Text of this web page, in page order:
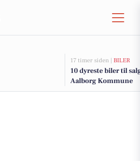
17 timer siden | BILER
10 dyreste biler til
Aalborg Kommune